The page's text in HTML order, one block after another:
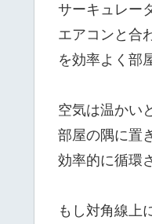
サーキュレー
エアコンと合
を効率よく部
空気は温かい
部屋の隅に置
効率的に循環
もし対角線上